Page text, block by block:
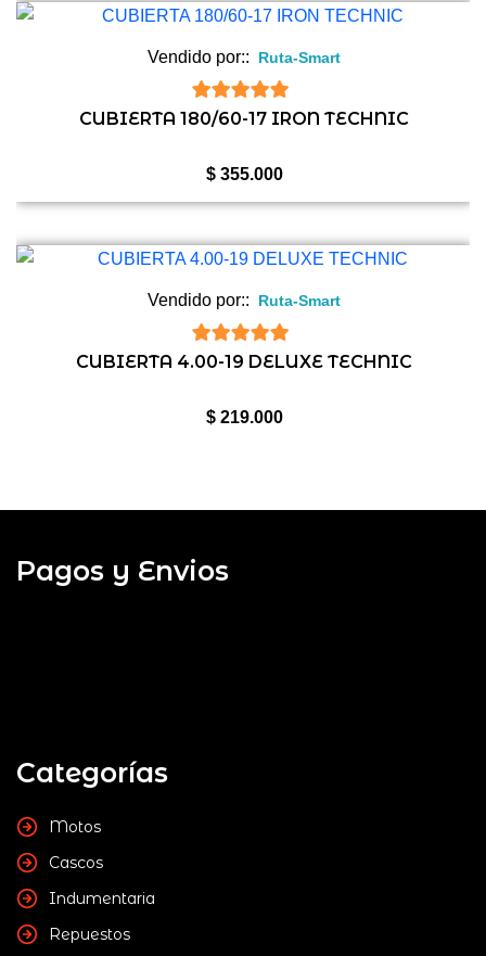
Vendido por:: Ruta-Smart
5de 5
CUBIERTA 180/60-17 IRON TECHNIC
$355.000
Vendido por:: Ruta-Smart
5de 5
CUBIERTA 4.00-19 DELUXE TECHNIC
$219.000
Pagos y Envios
Categorías
Motos
Cascos
Indumentaria
Repuestos